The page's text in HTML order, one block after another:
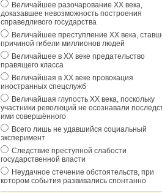
Величайшее разочарование ХХ века,
доказавшее невозможность построения
справедливого государства
Величайшее преступление ХХ века,
причиной гибели миллионов людей
Величайшее в ХХ веке предательство
правящего класса
Величайшая в ХХ веке провокация
иностранных спецслужб
Величайшая глупость ХХ века, поскольку
участники революций не осознавали
ими совершённого
Всего лишь не удавшийся социальный
эксперимент
Следствие преступной слабости
государственной власти
Неудачное стечение обстоятельств, при
котором события развивались спонтанно